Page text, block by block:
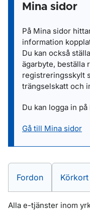
Mina sidor
På Mina sidor
information
Du kan också
ägarbyte, beställa
registreringsskylt
trängselskatt och
Du kan logga in
Gå till Mina sidor
E-tjänster inom
Fordon E-
Körkort
Alla e-tjänster inom